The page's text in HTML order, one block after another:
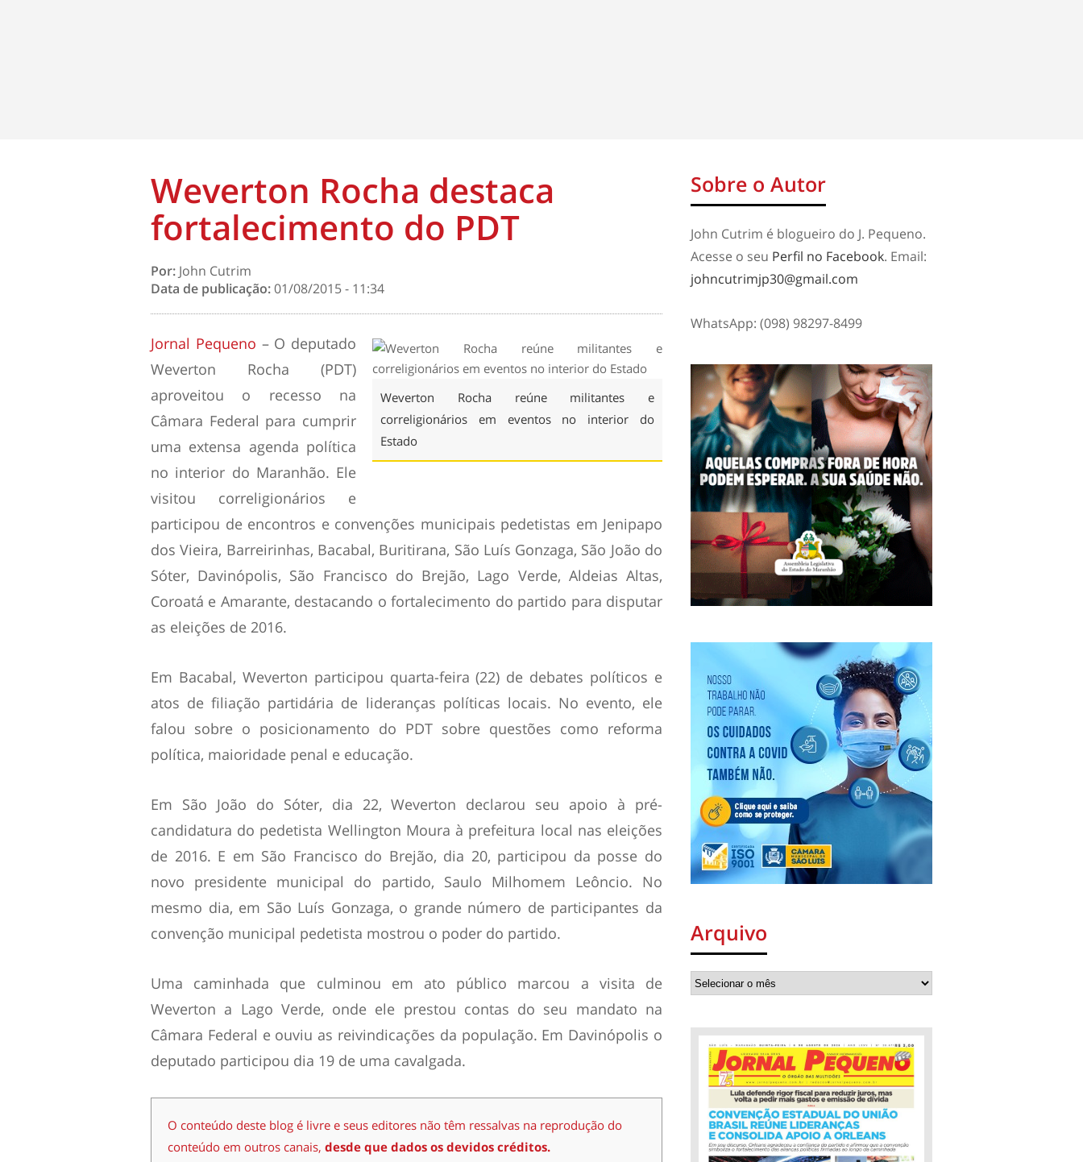
Weverton Rocha destaca
fortalecimento do PDT
Por: John Cutrim
Data de publicação:01/08/2015 - 11:34
Weverton Rocha reúne militantes e
correligionários em eventos no interior do
Estado
Jornal Pequeno – O deputado
Weverton Rocha (PDT)
aproveitou o recesso na
Câmara Federal para cumprir
uma extensa agenda política
no interior do Maranhão. Ele
visitou correligionários e
participou de encontros e convenções municipais pedetistas em Jenipapo
dos Vieira, Barreirinhas, Bacabal, Buritirana, São Luís Gonzaga, São João do
Sóter, Davinópolis, São Francisco do Brejão, Lago Verde, Aldeias Altas,
Coroatá e Amarante, destacando o fortalecimento do partido para disputar
as eleições de 2016.
Em Bacabal, Weverton participou quarta-feira (22) de debates políticos e
atos de filiação partidária de lideranças políticas locais. No evento, ele
falou sobre o posicionamento do PDT sobre questões como reforma
política, maioridade penal e educação.
Em São João do Sóter, dia 22, Weverton declarou seu apoio à pré-
candidatura do pedetista Wellington Moura à prefeitura local nas eleições
de 2016. E em São Francisco do Brejão, dia 20, participou da posse do
novo presidente municipal do partido, Saulo Milhomem Leôncio. No
mesmo dia, em São Luís Gonzaga, o grande número de participantes da
convenção municipal pedetista mostrou o poder do partido.
Uma caminhada que culminou em ato público marcou a visita de
Weverton a Lago Verde, onde ele prestou contas do seu mandato na
Câmara Federal e ouviu as reivindicações da população. Em Davinópolis o
deputado participou dia 19 de uma cavalgada.
O conteúdo deste blog é livre e seus editores não têm ressalvas na reprodução do
conteúdo em outros canais, desde que dados os devidos créditos.
Sobre o Autor
John Cutrim é blogueiro do J. Pequeno.
Acesse o seu Perfil no Facebook. Email:
johncutrimjp30@gmail.com
WhatsApp: (098) 98297-8499
Arquivo